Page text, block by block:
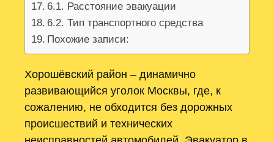
6.1. Расстояние эвакуации
6.2. Тип транспортного средства
Похожие записи:
Хорошёвский район – динамично
развивающийся уголок Москвы, где, к
сожалению, не обходится без дорожных
происшествий и технических